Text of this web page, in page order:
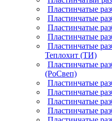
Пластинчатые
Пластинчатые
Пластинчатые
Пластинчатые
Пластинчатые
Теплохит (ТИ)
Пластинчатые
(РоСвеп)
Пластинчатые
Пластинчатые
Пластинчатые
Пластинчатые